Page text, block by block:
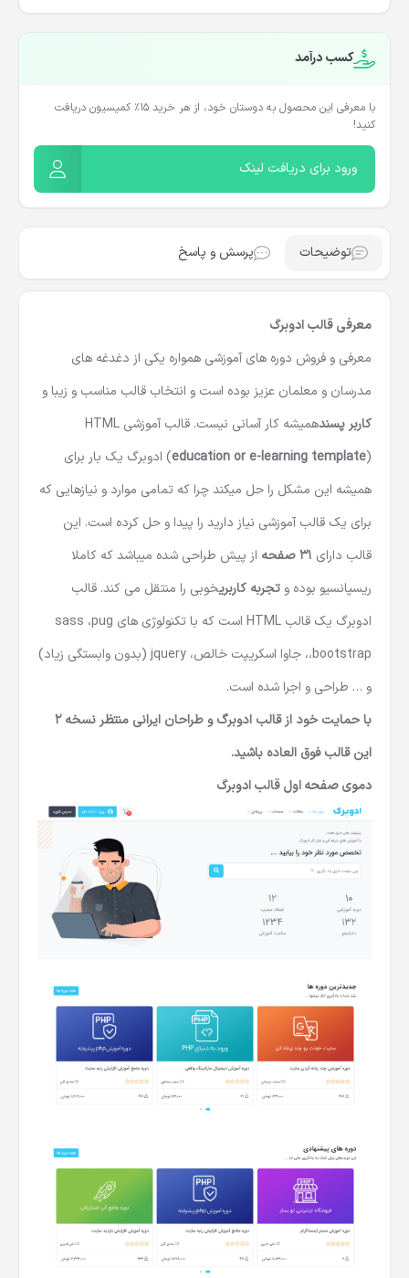
کسب درآمد
با معرفی این محصول به دوستان خود، از هر خرید ۱۵٪ کمیسیون دریافت
کنید!
ورود برای دریافت لینک
توضیحات پرسش و پاسخ
معرفی قالب ادوبرگ
معرفی و فروش دوره های آموزشی همواره یکی از دغدغه های
مدرسان و معلمان عزیز بوده است و انتخاب قالب مناسب و زیبا و
کاربر پسند
همیشه کار آسانی نیست. قالب آموزشی HTML
(education or e-learning template ) ادوبرگ یک بار برای
همیشه این مشکل را حل میکند چرا که تمامی موارد و نیازهایی که
برای یک قالب آموزشی نیاز دارید را پیدا و حل کرده است. این
قالب دارای 31 صفحه
از پیش طراحی شده میباشد که کاملا
ریسپانسیو بوده و تجربه کاربریخوبی را منتقل می کند. قالب
ادوبرگ یک قالب HTML
است که با تکنولوژی های sass ،pug
،bootstrap، جاوا اسکریپت خالص، jquery (بدون وابستگی زیاد)
و … طراحی و اجرا شده است.
با حمایت خود از قالب ادوبرگ و طراحان ایرانی منتظر نسخه 2
این قالب فوق العاده باشید.
دموی صفحه اول قالب ادوبرگ